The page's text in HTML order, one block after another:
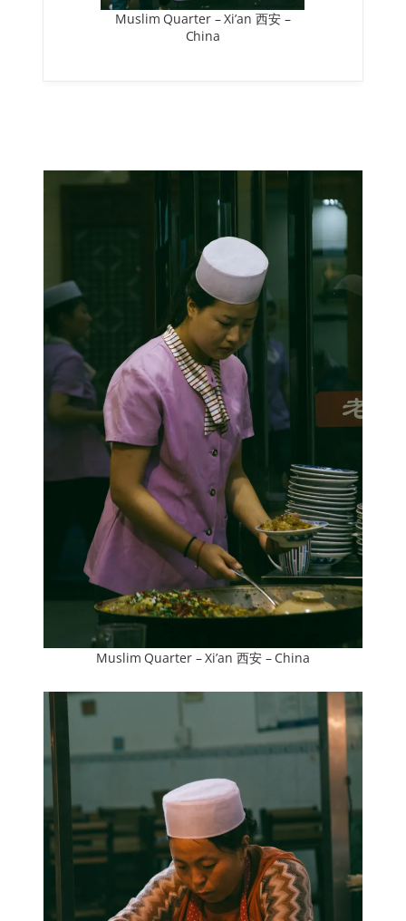
Muslim Quarter – Xi’an 西安 –
China
Muslim Quarter – Xi’an 西安 – China